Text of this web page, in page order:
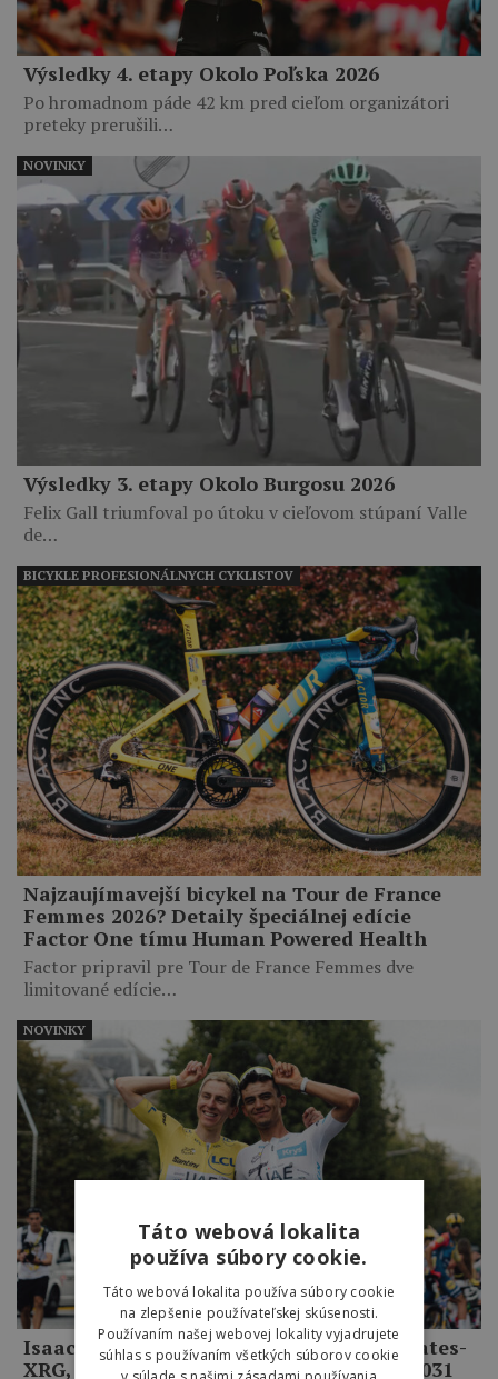
Výsledky 4. etapy Okolo Poľska 2026
Po hromadnom páde 42 km pred cieľom organizátori
preteky prerušili…
Výsledky 3. etapy Okolo Burgosu 2026
Felix Gall triumfoval po útoku v cieľovom stúpaní Valle
de…
NOVINKY
Najzaujímavejší bicykel na Tour de France
Femmes 2026? Detaily špeciálnej edície
Factor One tímu Human Powered Health
Factor pripravil pre Tour de France Femmes dve
limitované edície…
BICYKLE PROFESIONÁLNYCH CYKLISTOV
Isaac del Toro zostane v tíme UAE Emirates-
XRG, zmluvu predĺžil až do konca roka 2031
NOVINKY
Táto webová lokalita
používa súbory cookie.
Táto webová lokalita používa súbory cookie
na zlepšenie používateľskej skúsenosti.
Používaním našej webovej lokality vyjadrujete
súhlas s používaním všetkých súborov cookie